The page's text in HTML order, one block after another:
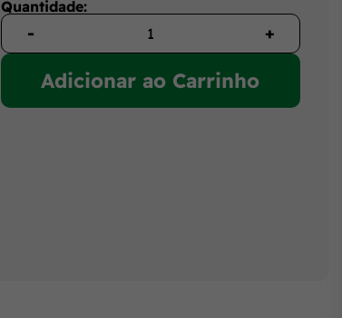
Quantidade:
- +
Adicionar ao Carrinho